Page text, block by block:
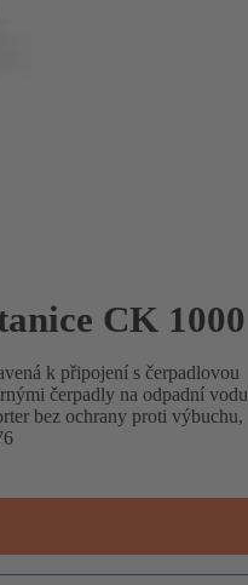
CK 1000
k připojení s čerpadlovou
čerpadly na odpadní vodu
bez ochrany proti výbuchu,